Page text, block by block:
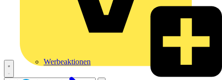
Werbeaktionen